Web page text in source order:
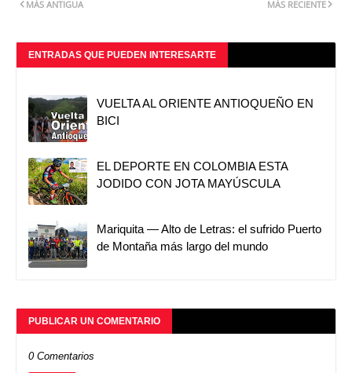
MÁS RECIENTE
MÁS ANTIGUA
ENTRADAS QUE PUEDEN INTERESARTE
VUELTA AL ORIENTE ANTIOQUEÑO EN
BICI
EL DEPORTE EN COLOMBIA ESTA
JODIDO CON JOTA MAYÚSCULA
Mariquita — Alto de Letras: el sufrido Puerto
de Montaña más largo del mundo
PUBLICAR UN COMENTARIO
0 Comentarios